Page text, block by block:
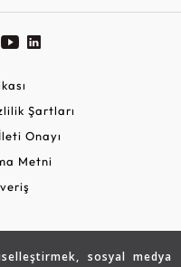
sosyal medya
Şartları
Onayı
Metni